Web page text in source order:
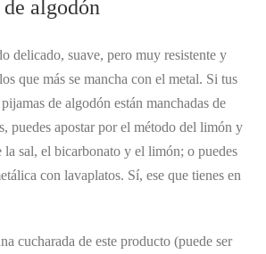
algodón
delicado, suave, pero muy resistente y
que más se mancha con el metal. Si tus
de algodón están manchadas de
puedes apostar por el método del limón y
la sal, el bicarbonato y el limón; o puedes
con lavaplatos. Sí, ese que tienes en
cucharada de este producto (puede ser